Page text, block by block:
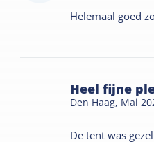
Helemaal goed
Heel fijne
Den Haag, Mai
De tent was